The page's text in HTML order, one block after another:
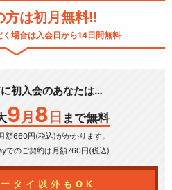
方は初月無料!!
場合は入会日から14日間無料
初入会のあなたは…
9 月 8 日 まで無料
額660円(税込)がかかります。
でのご契約は月額760円(税込)
タイ以外もOK